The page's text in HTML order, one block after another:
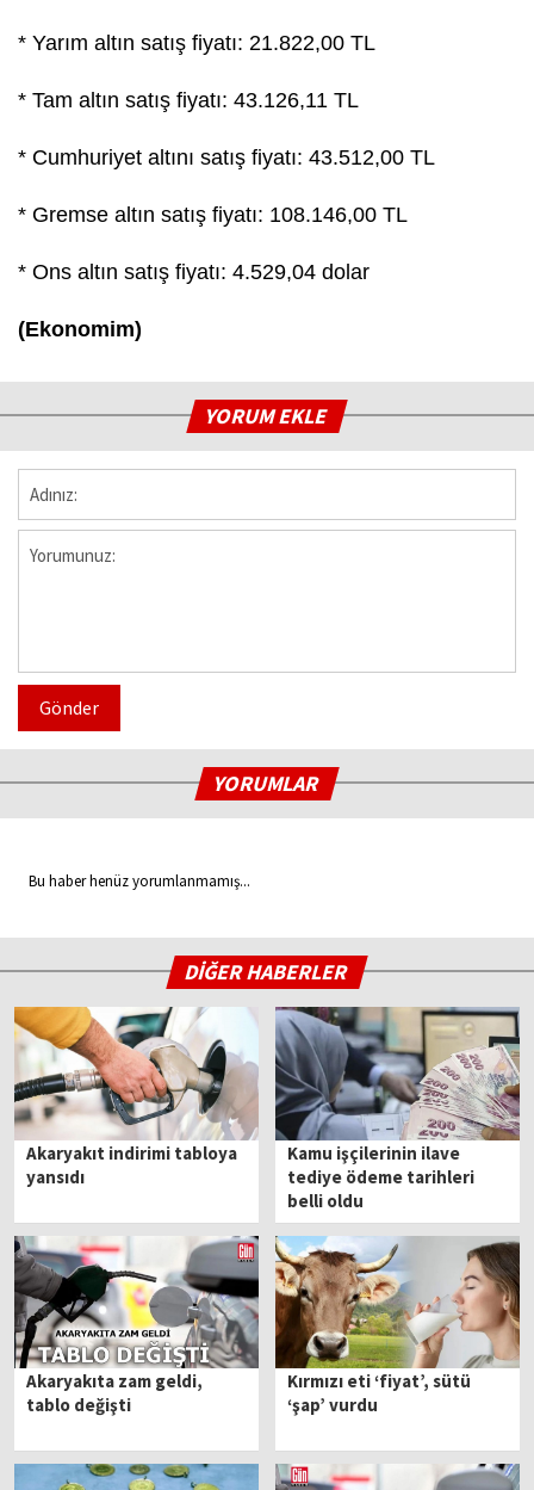
* Yarım altın satış fiyatı: 21.822,00 TL
* Tam altın satış fiyatı: 43.126,11 TL
* Cumhuriyet altını satış fiyatı: 43.512,00 TL
* Gremse altın satış fiyatı: 108.146,00 TL
* Ons altın satış fiyatı: 4.529,04 dolar
(Ekonomim)
YORUM EKLE
Gönder
YORUMLAR
Bu haber henüz yorumlanmamış...
DİĞER HABERLER
Akaryakıt indirimi tabloya
yansıdı
Kamu işçilerinin ilave
tediye ödeme tarihleri
belli oldu
Akaryakıta zam geldi,
tablo değişti
Kırmızı eti ‘fiyat’, sütü
‘şap’ vurdu